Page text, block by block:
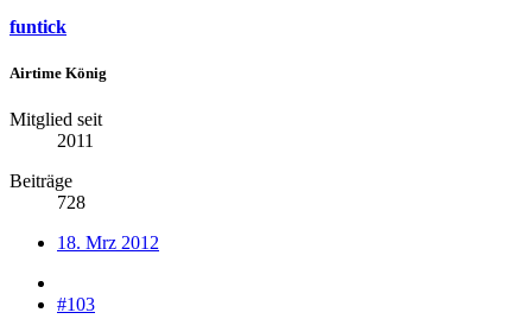
funtick
Airtime König
Mitglied seit
2011
Beiträge
728
18. Mrz 2012
#103